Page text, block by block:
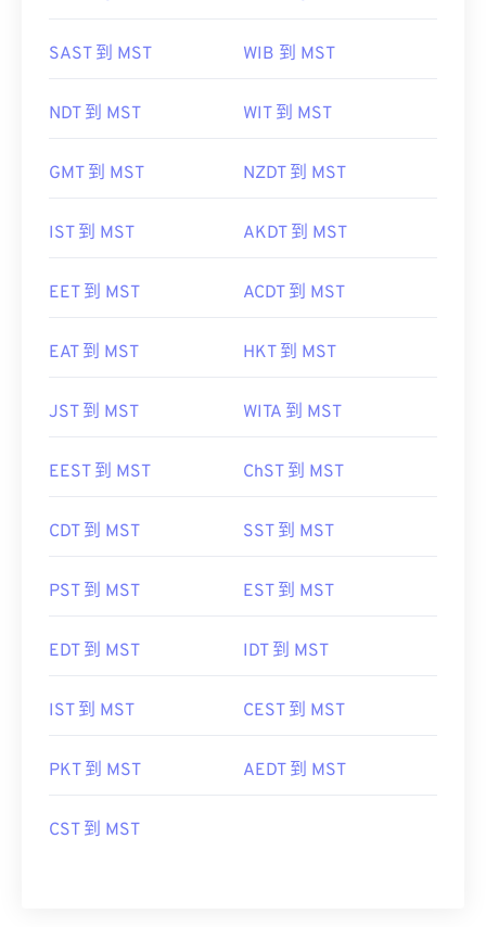
SAST 到 MST WIB 到 MST
NDT 到 MST WIT 到 MST
GMT 到 MST NZDT 到 MST
IST 到 MST AKDT 到 MST
EET 到 MST ACDT 到 MST
EAT 到 MST HKT 到 MST
JST 到 MST WITA 到 MST
EEST 到 MST ChST 到 MST
CDT 到 MST SST 到 MST
PST 到 MST EST 到 MST
EDT 到 MST IDT 到 MST
IST 到 MST CEST 到 MST
PKT 到 MST AEDT 到 MST
CST 到 MST